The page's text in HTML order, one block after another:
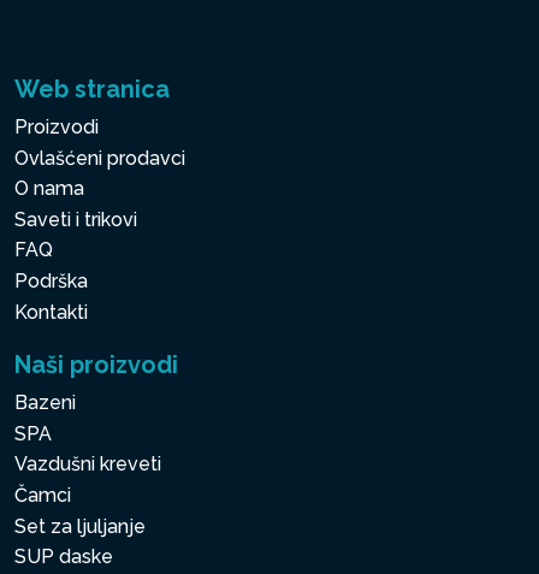
Web stranica
Proizvodi
Ovlašćeni prodavci
O nama
Saveti i trikovi
FAQ
Podrška
Kontakti
Naši proizvodi
Bazeni
SPA
Vazdušni kreveti
Čamci
Set za ljuljanje
SUP daske